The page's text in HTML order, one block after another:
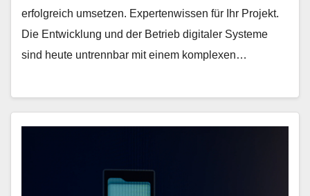
erfolgreich umsetzen. Expertenwissen für Ihr Projekt.
Die Entwicklung und der Betrieb digitaler Systeme
sind heute untrennbar mit einem komplexen…